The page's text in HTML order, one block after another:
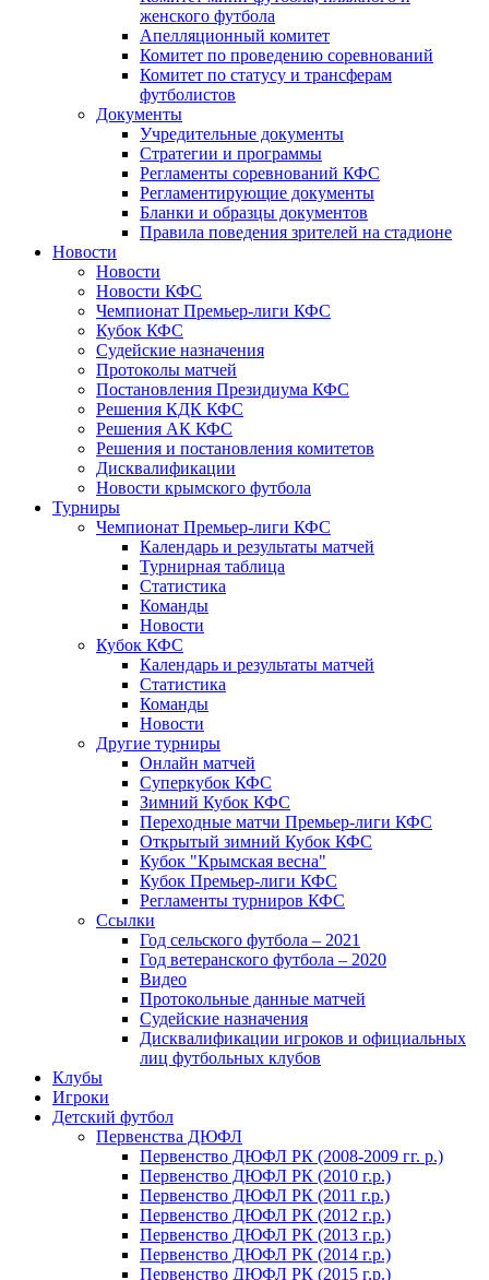
женского футбола
Апелляционный комитет
Комитет по проведению соревнований
Комитет по статусу и трансферам
футболистов
Документы
Учредительные документы
Стратегии и программы
Регламенты соревнований КФС
Регламентирующие документы
Бланки и образцы документов
Правила поведения зрителей на стадионе
Новости
Новости
Новости КФС
Чемпионат Премьер-лиги КФС
Кубок КФС
Судейские назначения
Протоколы матчей
Постановления Президиума КФС
Решения КДК КФС
Решения АК КФС
Решения и постановления комитетов
Дисквалификации
Новости крымского футбола
Турниры
Чемпионат Премьер-лиги КФС
Календарь и результаты матчей
Турнирная таблица
Статистика
Команды
Новости
Кубок КФС
Календарь и результаты матчей
Статистика
Команды
Новости
Другие турниры
Онлайн матчей
Суперкубок КФС
Зимний Кубок КФС
Переходные матчи Премьер-лиги КФС
Открытый зимний Кубок КФС
Кубок "Крымская весна"
Кубок Премьер-лиги КФС
Регламенты турниров КФС
Ссылки
Год сельского футбола – 2021
Год ветеранского футбола – 2020
Видео
Протокольные данные матчей
Судейские назначения
Дисквалификации игроков и официальных
лиц футбольных клубов
Клубы
Игроки
Детский футбол
Первенства ДЮФЛ
Первенство ДЮФЛ РК (2008-2009 гг. р.)
Первенство ДЮФЛ РК (2010 г.р.)
Первенство ДЮФЛ РК (2011 г.р.)
Первенство ДЮФЛ РК (2012 г.р.)
Первенство ДЮФЛ РК (2013 г.р.)
Первенство ДЮФЛ РК (2014 г.р.)
Первенство ДЮФЛ РК (2015 г.р.)